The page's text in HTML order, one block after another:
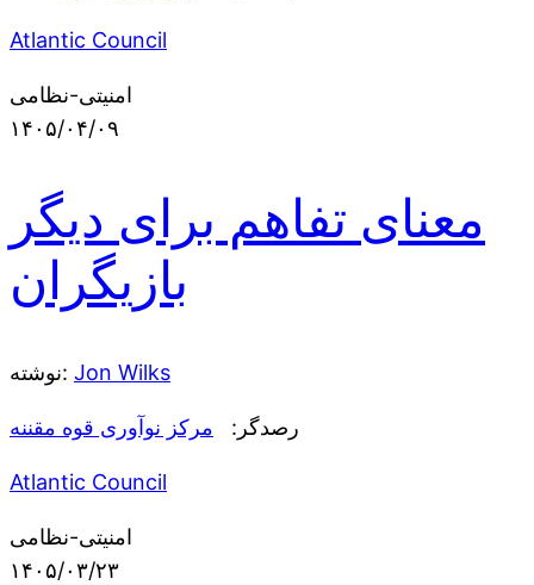
Atlantic Council
امنیتی-نظامی
۱۴۰۵/۰۴/۰۹
معنای تفاهم برای دیگر
بازیگران
نوشته: Jon Wilks
رصدگر: مرکز نوآوری قوه مقننه
Atlantic Council
امنیتی-نظامی
۱۴۰۵/۰۳/۲۳